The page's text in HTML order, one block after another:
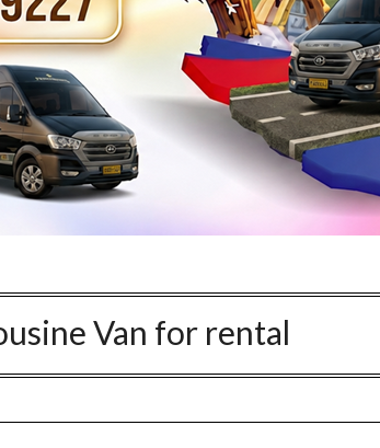
Van for rental